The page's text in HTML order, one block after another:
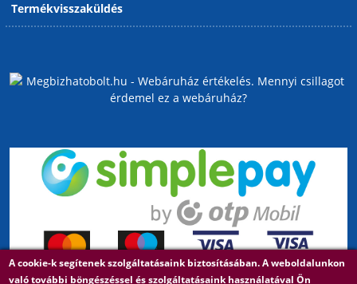
Termékvisszaküldés
A cookie-k segítenek szolgáltatásaink biztosításában. A weboldalunkon
való további böngészéssel és szolgáltatásaink használatával Ön